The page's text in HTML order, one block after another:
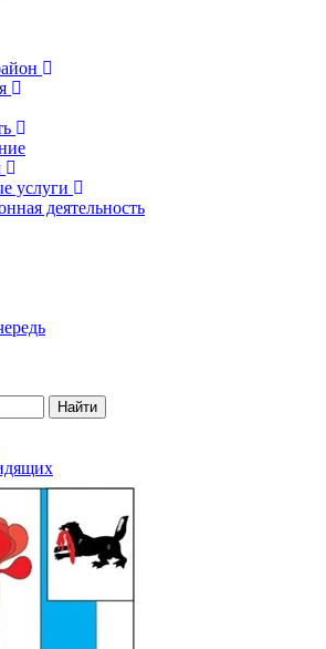
услуги
деятельность
Найти